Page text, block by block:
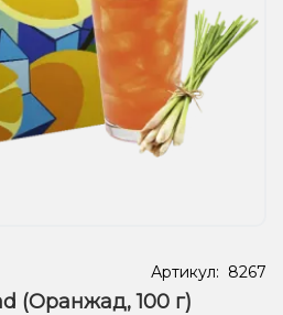
сигарет
Артикул: 8267
(Оранжад, 100 г)